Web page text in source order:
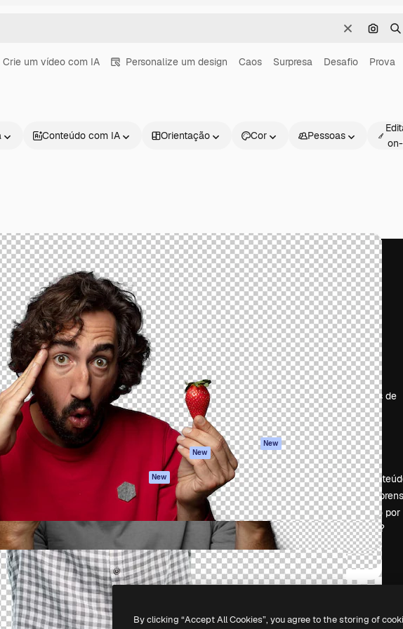
Limpar
Crie um vídeo com IA Personalize um design Caos Surpresa Desafio Prova
Conteúdo com IA Orientação Cor Pessoas
para você direcionar
Mais de 1 milhão de
empresas,
Produtos
Spaces
Assistente de IA
Gerador de
imagens
Gerador de vídeos
Texto para voz
Conteúdo de stock
Claude/ChatGPT
New
New
API
App móvel
Todas as
Começar
Academy
Documentação
Atendimento
Termos e
condições
Política de
privacidade
Originais New
Política de cookies
Central de
confiabilidade
Afiliados
Empresas
Empresa
Preços
Sobre nós
Reviews
Emprego
Tendências de
pesquisa
Blog
Eventos
Slidesgo
Vender
Sala de
Procurando por
magnific.ai?
Freepik Company S.L.U.Todos os direitos reservados.
By clicking “Accept All Cookies”, you agree to the storing of